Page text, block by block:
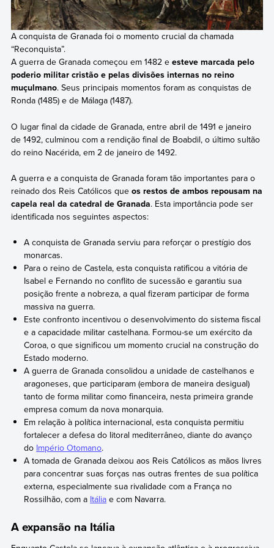
A conquista de Granada foi o momento crucial da chamada
“Reconquista”.
A guerra de Granada começou em 1482 eesteve marcada pelo
poderio militar cristão e pelas divisões internas no reino
muçulmano. Seus principais momentos foram as conquistas de
Ronda (1485) e de Málaga (1487).
O lugar final da cidade de Granada, entre abril de 1491 e janeiro
de 1492, culminou com a rendição final de Boabdil, o último sultão
do reino Nacérida, em 2 de janeiro de 1492.
A guerra e a conquista de Granada foram tão importantes para o
reinado dos Reis Católicos que os restos de ambos repousam na
capela real da catedral de Granada. Esta importância pode ser
identificada nos seguintes aspectos:
A conquista de Granada serviu para reforçar o prestígio dos
monarcas.
Para o reino de Castela, esta conquista ratificou a vitória de
Isabel e Fernando no conflito de sucessão e garantiu sua
posição frente a nobreza, a qual fizeram participar de forma
massiva na guerra.
Este confronto incentivou o desenvolvimento do sistema fiscal
e a capacidade militar castelhana. Formou-se um exército da
Coroa, o que significou um momento crucial na construção do
Estado moderno.
A guerra de Granada consolidou a unidade de castelhanos e
aragoneses, que participaram (embora de maneira desigual)
tanto de forma militar como financeira, nesta primeira grande
empresa comum da nova monarquia.
Em relação à política internacional, esta conquista permitiu
fortalecer a defesa do litoral mediterrâneo, diante do avanço
do Império Otomano.
A tomada de Granada deixou aos Reis Católicos as mãos livres
para concentrar suas forças nas outras frentes de sua política
externa, especialmente sua rivalidade com a França no
Rossilhão, com a Itália e com Navarra.
A expansão na Itália